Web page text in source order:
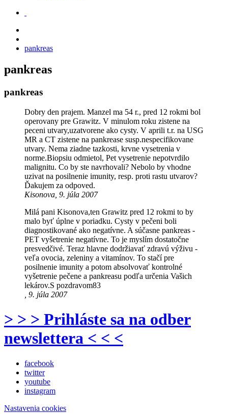
pankreas
pankreas
pankreas
Dobry den prajem. Manzel ma 54 r., pred 12 rokmi bol
operovany pre Grawitz. V minulom roku zistene na
peceni utvary,uzatvorene ako cysty. V aprili t.r. na USG
MR a CT zistene na pankrease susp.nespecifikovane
utvary. Nema ziadne tazkosti, krvne vysetrenia v
norme.Biopsiu odmietol, Pet vysetrenie nepotvrdilo
malignitu. Co by ste navrhovali? Nebolo by vhodne
uzivat na posilnenie imunity, resp. proti rastu utvarov?
Ďakujem za odpoved.
Kisonova, 9. júla 2007
Milá pani Kisonova,ten Grawitz pred 12 rokmi to by
malo byť úplne v poriadku. Cysty v pečeni boli
diagnostikované ako negatívne. A súčasne pankreas -
PET vyšetrenie negatívne. To je myslím dostatočne
presvedčivé. Teraz hlavne dodržiavať zdravú výživu -
veľa ovocia, zeleniny a vitamínov. To stačí pre
posilnenie imunity a potom absolvovať kontrolné
vyšetrenie pečene a pankreasu podľa určenia Vašich
lekárov.S pozdravom83
, 9. júla 2007
> > > Prihláste sa na odber
newslettera < < <
facebook
twitter
youtube
instagram
Nastavenia cookies